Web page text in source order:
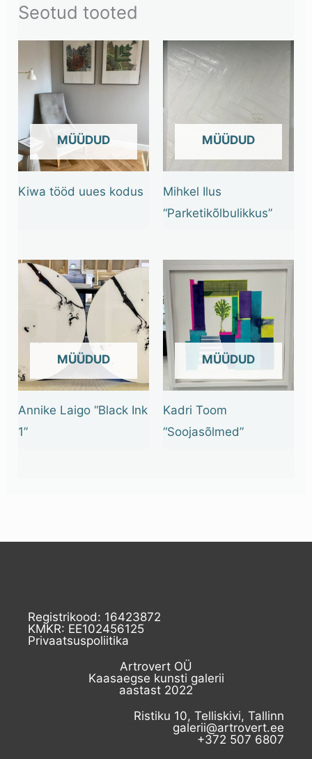
Seotud tooted
OUT OF STOCK
Kiwa tööd uues kodus
OUT OF STOCK
Mihkel Ilus
“Parketikõlbulikkus”
OUT OF STOCK
Annike Laigo “Black Ink
1”
OUT OF STOCK
Kadri Toom
“Soojasõlmed”
Registrikood: 16423872
KMKR: EE102456125
Privaatsuspoliitika
Artrovert OÜ
Kaasaegse kunsti galerii
aastast 2022
Ristiku 10, Telliskivi, Tallinn
galerii@artrovert.ee
+372 507 6807​